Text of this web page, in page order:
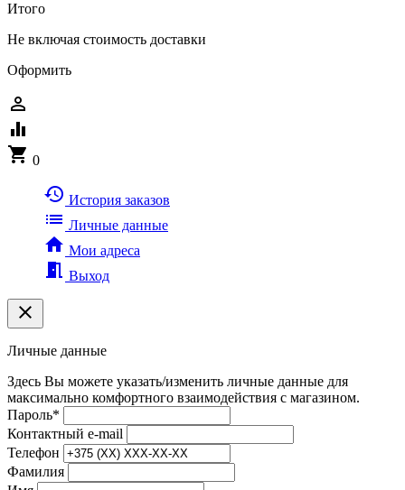
Итого
Не включая стоимость доставки
Оформить
person_outline
equalizer
shopping_cart 0
history История заказов
list Личные данные
home Мои адреса
meeting_room Выход
clear
Личные данные
Здесь Вы можете указать/изменить личные данные для
максимально комфортного взаимодействия с магазином.
Пароль*
Контактный e-mail
Телефон
Фамилия